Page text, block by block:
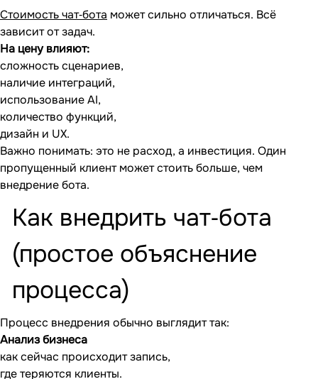
Стоимость чат‐бота может сильно отличаться. Всё
зависит от задач.
На цену влияют:
сложность сценариев,
наличие интеграций,
использование AI,
количество функций,
дизайн и UX.
Важно понимать: это не расход, а инвестиция. Один
пропущенный клиент может стоить больше, чем
внедрение бота.
Как внедрить чат‐бота
(простое объяснение
процесса)
Процесс внедрения обычно выглядит так:
Анализ бизнеса
как сейчас происходит запись,
где теряются клиенты.